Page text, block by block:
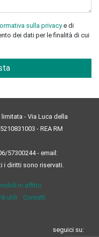
sulla privacye di
dei dati per le finalità di cui
- Via Luca della
- REA RM
57300244 - email:
i diritti sono riservati.
in affitto
utili
Contatti
seguici su: